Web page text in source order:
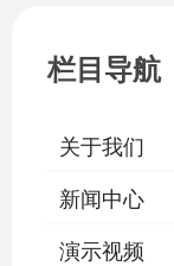
栏目导航
关于我们
新闻中心
演示视频